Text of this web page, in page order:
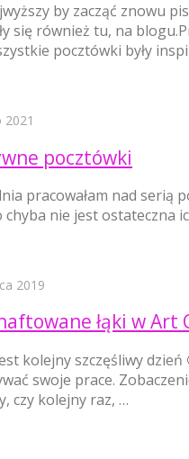
by zacząć znowu
się również tu, na
pocztówki były
2021
pocztówki
pracowałam nad serią
chyba nie jest ostateczna
2019
łąki w
kolejny szczęśliwy
swoje prace.
czy kolejny raz, …